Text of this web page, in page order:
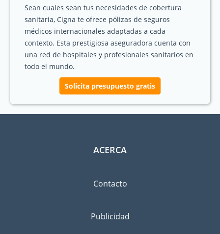
Sean cuales sean tus necesidades de cobertura
sanitaria, Cigna te ofrece pólizas de seguros
médicos internacionales adaptadas a cada
contexto. Esta prestigiosa aseguradora cuenta con
una red de hospitales y profesionales sanitarios en
todo el mundo.
Solicita presupuesto gratis
ACERCA
Contacto
Publicidad